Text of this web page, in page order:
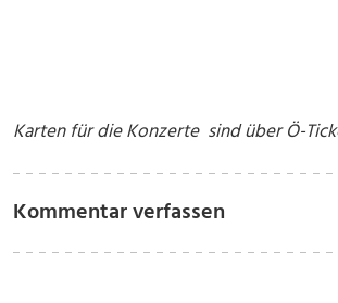
Karten für die Konzerte sind über Ö-
Kommentar verfassen